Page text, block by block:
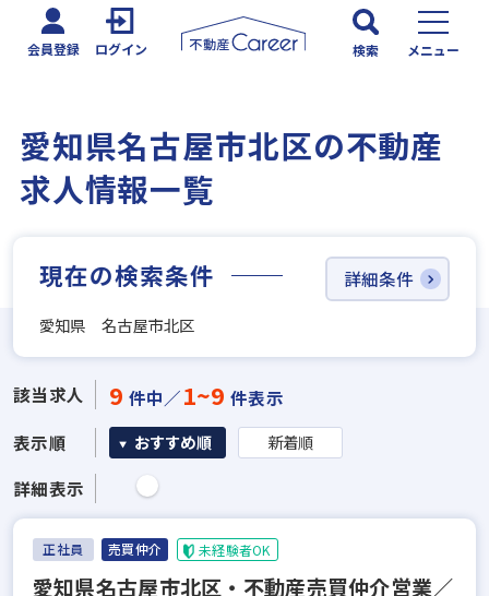
会員登録 ログイン 検索 メニュー
愛知県名古屋市北区の不動産
求人情報一覧
現在の検索条件
愛知県 名古屋市北区
詳細条件
該当求人 9 件中／1~9 件表示
表示順
おすすめ順 新着順
詳細表示
正社員 売買仲介 未経験者OK
愛知県名古屋市北区・不動産売買仲介営業／